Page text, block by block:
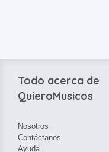
Todo acerca de
QuieroMusicos
Nosotros
Contáctanos
Ayuda